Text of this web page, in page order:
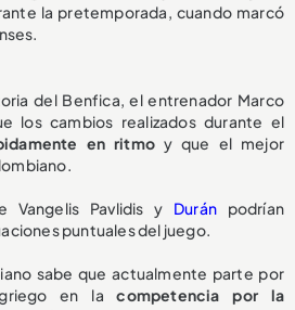
la pretemporada, cuando marcó
del Benfica, el entrenador Marco
los cambios realizados durante el
en ritmoy que el mejor
Vangelis Pavlidis y Duránpodrían
puntuales del juego.
sabe que actualmente parte por
griego en lacompetencia por la